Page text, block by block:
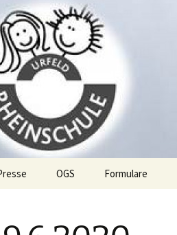
OGS Formulare